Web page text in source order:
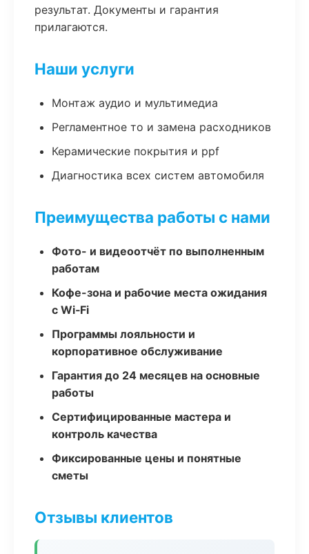
результат. Документы и гарантия
прилагаются.
Наши услуги
Монтаж аудио и мультимедиа
Регламентное то и замена расходников
Керамические покрытия и ppf
Диагностика всех систем автомобиля
Преимущества работы с нами
Фото- и видеоотчёт по выполненным
работам
Кофе-зона и рабочие места ожидания
с Wi‑Fi
Программы лояльности и
корпоративное обслуживание
Гарантия до 24 месяцев на основные
работы
Сертифицированные мастера и
контроль качества
Фиксированные цены и понятные
сметы
Отзывы клиентов